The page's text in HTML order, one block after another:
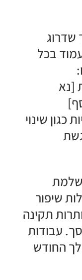
בכל
[נא
כגון שינוי
שיפור
תקינה
עבודות
החודש